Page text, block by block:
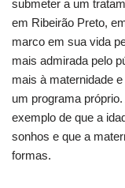
submeter a um
em Ribeirão Preto,
marco em sua vida
mais admirada pelo
mais à maternidade
um programa
exemplo de que a
sonhos e que a
formas.